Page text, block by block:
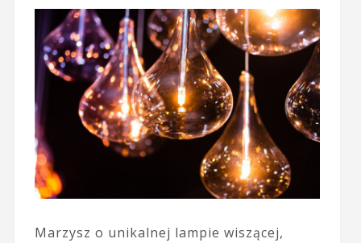
Marzysz o unikalnej lampie wiszącej,